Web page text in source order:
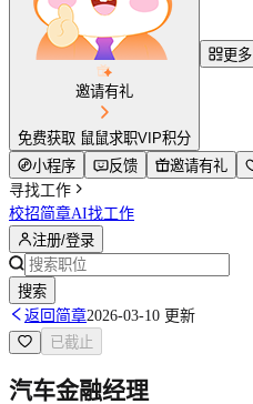
邀请有礼
免费获取 鼠鼠求职VIP积分
更多
小程序 反馈 邀请有礼
寻找工作
校招简章AI找工作
注册/登录
搜索
返回简章2026-03-10 更新
已截止
汽车金融经理